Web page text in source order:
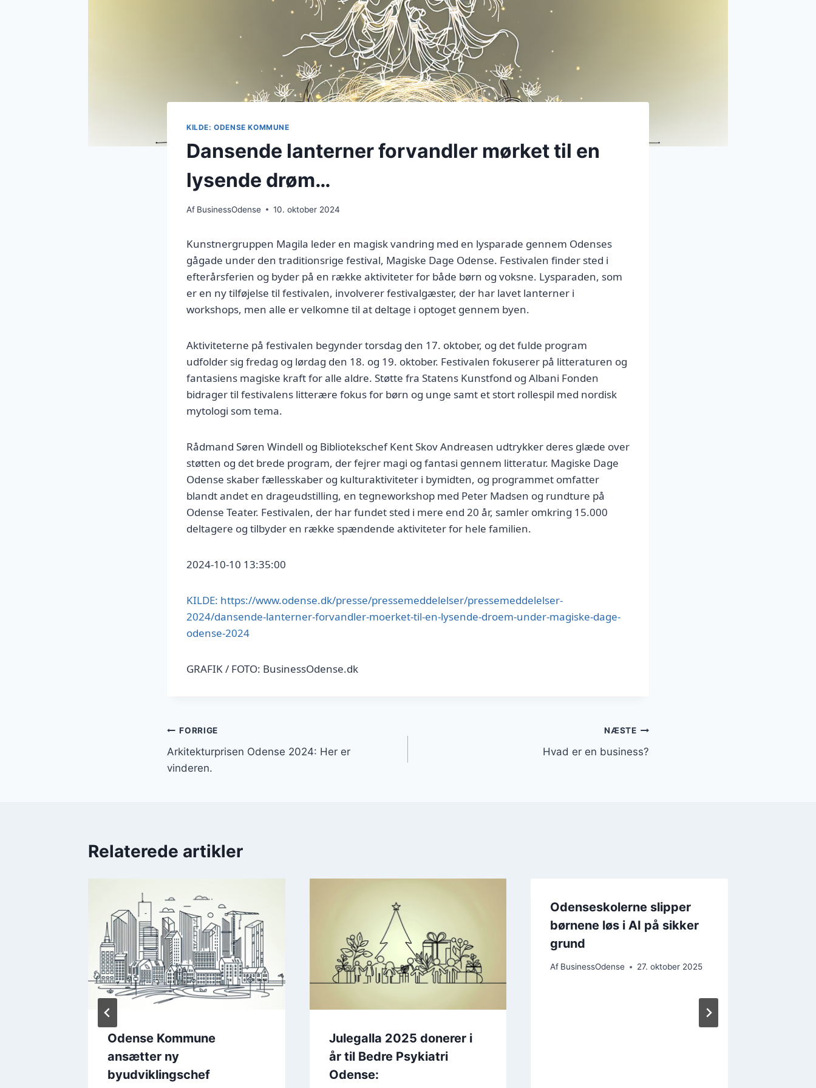
KILDE: ODENSE KOMMUNE
Dansende lanterner forvandler mørket til en
lysende drøm…
Af BusinessOdense 10. oktober 2024
Kunstnergruppen Magila leder en magisk vandring med en lysparade gennem Odenses
gågade under den traditionsrige festival, Magiske Dage Odense. Festivalen finder sted i
efterårsferien og byder på en række aktiviteter for både børn og voksne. Lysparaden, som
er en ny tilføjelse til festivalen, involverer festivalgæster, der har lavet lanterner i
workshops, men alle er velkomne til at deltage i optoget gennem byen.
Aktiviteterne på festivalen begynder torsdag den 17. oktober, og det fulde program
udfolder sig fredag og lørdag den 18. og 19. oktober. Festivalen fokuserer på litteraturen og
fantasiens magiske kraft for alle aldre. Støtte fra Statens Kunstfond og Albani Fonden
bidrager til festivalens litterære fokus for børn og unge samt et stort rollespil med nordisk
mytologi som tema.
Rådmand Søren Windell og Bibliotekschef Kent Skov Andreasen udtrykker deres glæde over
støtten og det brede program, der fejrer magi og fantasi gennem litteratur. Magiske Dage
Odense skaber fællesskaber og kulturaktiviteter i bymidten, og programmet omfatter
blandt andet en drageudstilling, en tegneworkshop med Peter Madsen og rundture på
Odense Teater. Festivalen, der har fundet sted i mere end 20 år, samler omkring 15.000
deltagere og tilbyder en række spændende aktiviteter for hele familien.
2024-10-10 13:35:00
KILDE: https://www.odense.dk/presse/pressemeddelelser/pressemeddelelser-
2024/dansende-lanterner-forvandler-moerket-til-en-lysende-droem-under-magiske-dage-
odense-2024
GRAFIK / FOTO: BusinessOdense.dk
Indlægsnavigation
FORRIGE
Arkitekturprisen Odense 2024: Her er
vinderen.
NÆSTE
Hvad er en business?
Relaterede artikler
Odense Kommune
ansætter ny
byudviklingschef
Julegalla 2025 donerer i
år til Bedre Psykiatri
Odense:
Odenseskolerne slipper
børnene løs i AI på sikker
grund
Af BusinessOdense 27. oktober 2025